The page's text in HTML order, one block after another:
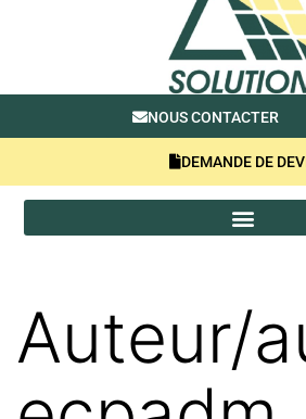
NOUS CONTACTER
DEMANDE DE
Auteur/